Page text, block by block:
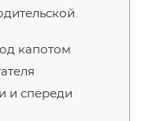
капотом
и спереди